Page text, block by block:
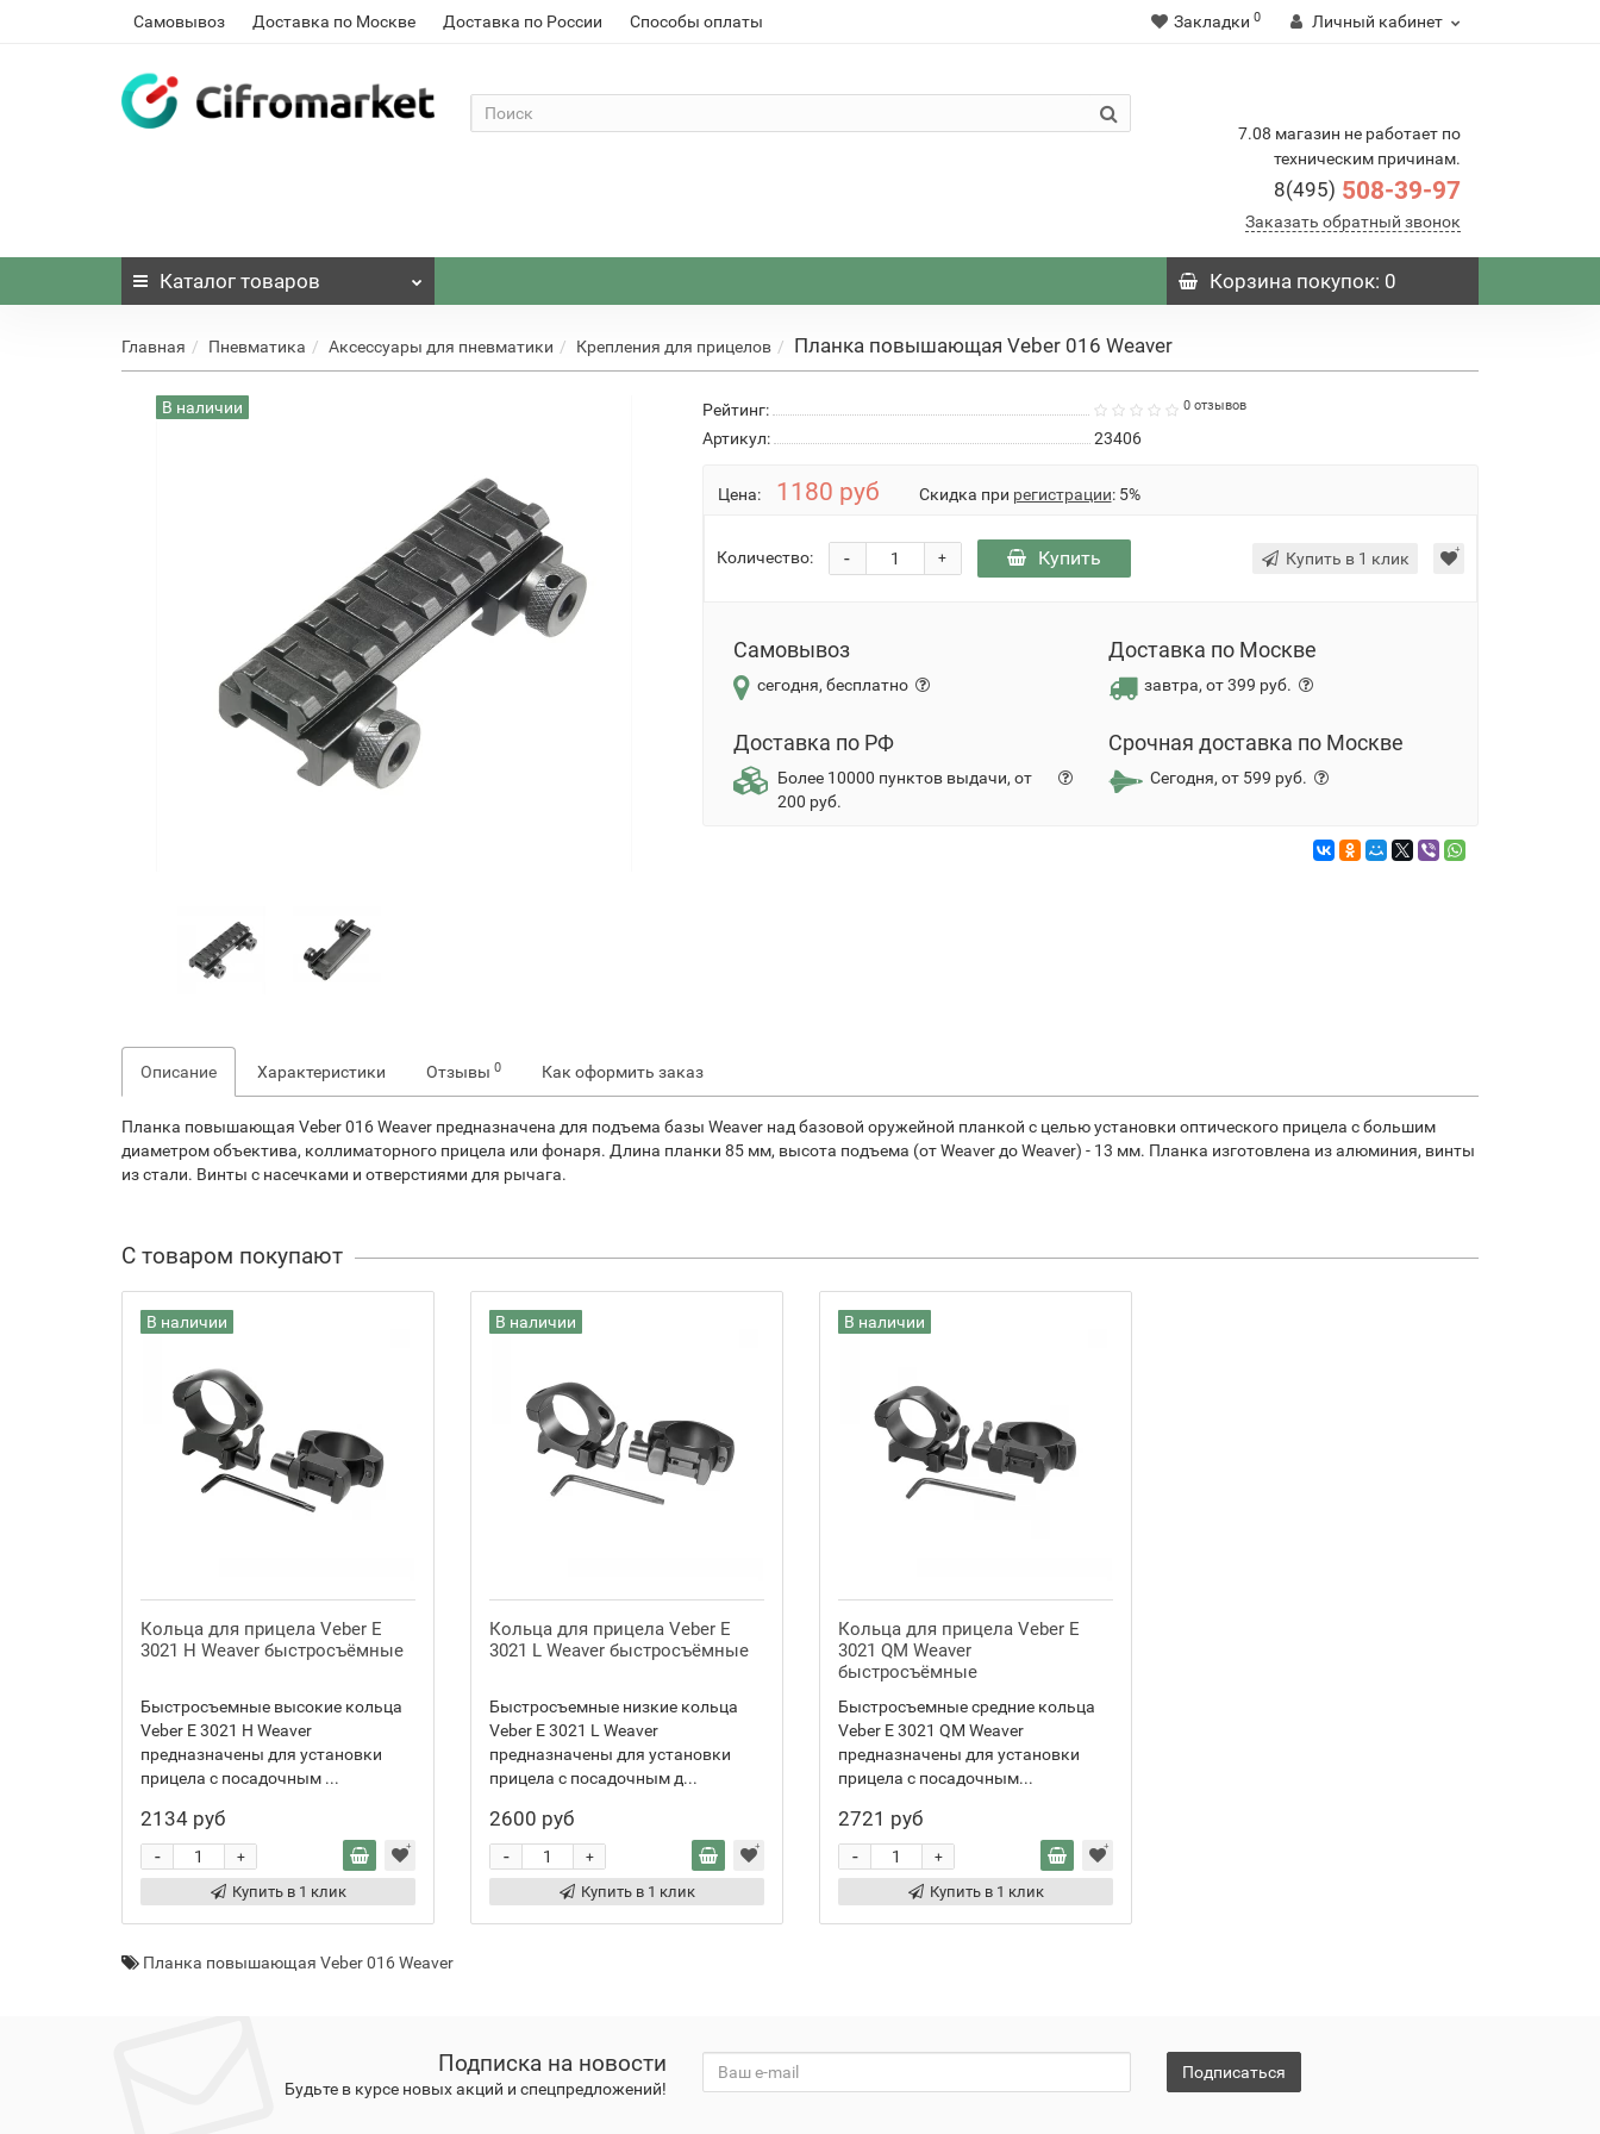
Самовывоз Доставка по Москве Доставка по России Способы оплаты Закладки 0 Личный кабинет
7.08 магазин не работает по
техническим причинам.
8(495) 508-39-97
Заказать обратный звонок
Каталог товаров Корзинапокупок: 0
Главная Пневматика Аксессуары для пневматики Крепления для прицелов Планка повышающая Veber 016 Weaver
В наличии Рейтинг: 0 отзывов
Артикул: 23406
Цена: 1180 руб Скидка при регистрации: 5%
Количество: +
- Купить Купить в 1 клик
Самовывоз
сегодня, бесплатно
Доставка по Москве
завтра, от 399 руб.
Доставка по РФ
Более 10000 пунктов выдачи, от
200 руб.
Срочная доставка по Москве
Сегодня, от 599 руб.
Описание Характеристики Отзывы 0 Как оформить заказ
Планка повышающая Veber 016 Weaver предназначена для подъема базы Weaver над базовой оружейной планкой с целью установки оптического прицела с большим
диаметром объектива, коллиматорного прицела или фонаря. Длина планки 85 мм, высота подъема (от Weaver до Weaver) - 13 мм. Планка изготовлена из алюминия, винты
из стали. Винты с насечками и отверстиями для рычага.
С товаром покупают
В наличии
Кольца для прицела Veber E
3021 H Weaver быстросъёмные
Быстросъемные высокие кольца
Veber E 3021 H Weaver
предназначены для установки
прицела с посадочным ...
2134 руб
+
-
Купить в 1 клик
В наличии
Кольца для прицела Veber E
3021 L Weaver быстросъёмные
Быстросъемные низкие кольца
Veber E 3021 L Weaver
предназначены для установки
прицела с посадочным д...
2600 руб
+
-
Купить в 1 клик
В наличии
Кольца для прицела Veber E
3021 QM Weaver
быстросъёмные
Быстросъемные средние кольца
Veber E 3021 QM Weaver
предназначены для установки
прицела с посадочным...
2721 руб
+
-
Купить в 1 клик
Планка повышающая Veber 016 Weaver
Подписка на новости
Будьте в курсе новых акций и спецпредложений!
Подписаться